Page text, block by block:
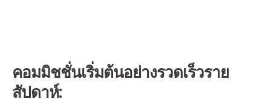
คอมมิชชั่นเริ่มต้นอย่างรวดเร็วราย
สัปดาห์: